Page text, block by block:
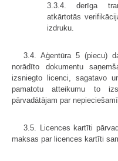
3.3.4. derīga
atkārtotās
izdruku.
3.4. Aģentūra 5 (piecu)
norādīto dokumentu
izsniegto licenci, sagatavo
pamatotu atteikumu to
pārvadātājam par
3.5. Licences kartīti
maksas par licences kartīti